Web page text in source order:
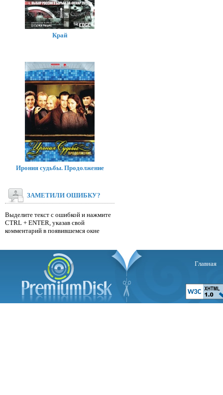
Край
Ирония судьбы. Продолжение
ЗАМЕТИЛИ ОШИБКУ?
Выделите текст с ошибкой и нажмите
CTRL + ENTER, указав свой
комментарий в появившемся окне
Главная